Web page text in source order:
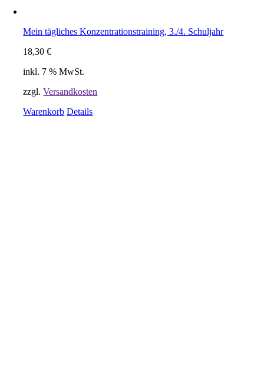
Mein tägliches Konzentrationstraining, 3./4. Schuljahr
18,30€
inkl. 7 % MwSt.
zzgl.Versandkosten
Warenkorb Details